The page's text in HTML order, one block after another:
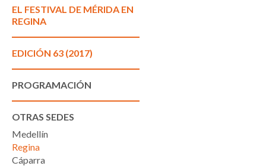
EL FESTIVAL DE MÉRIDA EN
REGINA
EDICIÓN 63 (2017)
PROGRAMACIÓN
OTRAS SEDES
Medellín
Regina
Cáparra